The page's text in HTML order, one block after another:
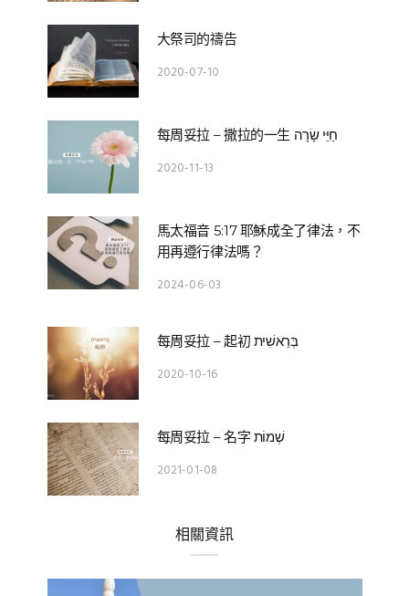
大祭司的禱告
2020-07-10
每周妥拉 – 撒拉的一生 חַיֵּי שָׂרָה
2020-11-13
馬太福音 5:17 耶穌成全了律法，不
用再遵行律法嗎？
2024-06-03
每周妥拉 – 起初 בְּרֵאשִׁית
2020-10-16
每周妥拉 – 名字 שְׁמוֹת
2021-01-08
相關資訊